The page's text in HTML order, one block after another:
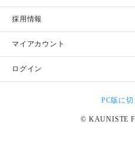
採用情報
マイアカウント
ログイン
PC版に
© KAUNISTE